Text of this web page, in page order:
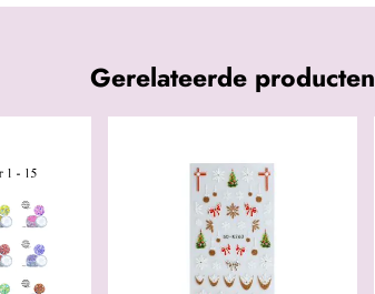
Gerelateerde producten